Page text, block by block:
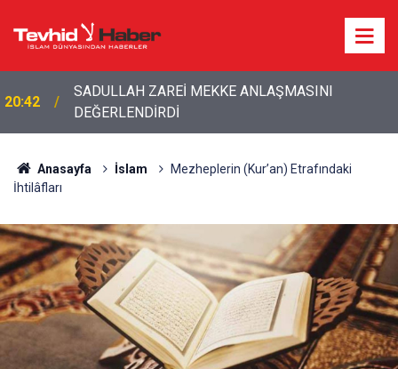
20:20 Bakan Fidan'dan son dakika açıklamalar!
Anasayfa İslam
Mezheplerin (Kur’an) Etrafındaki
İhtilâfları